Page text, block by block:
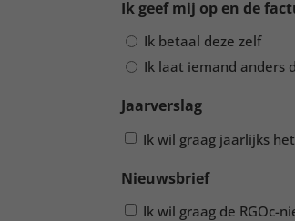
Ik geef mij op en de
Ik betaal deze zelf
Ik laat iemand anders
Jaarverslag
Ik wil graag jaarlijks
Nieuwsbrief
Ik wil graag de RGOc-